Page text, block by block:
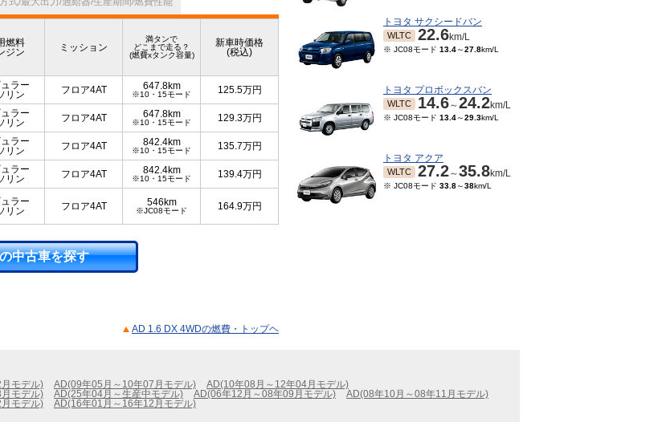
燃料
ジン
ミッション
満タンで
どこまで走る？
(燃費xタンク容量)
新車時価格
(税込)
ラー
リン
フロア4AT 647.8km
※10・15モード 125.5万円
ラー
リン
フロア4AT 647.8km
※10・15モード 129.3万円
ラー
リン
フロア4AT 842.4km
※10・15モード 135.7万円
ラー
リン
フロア4AT 842.4km
※10・15モード 139.4万円
ラー
リン
フロア4AT 546km
※JC08モード 164.9万円
中古車を探す
AD 1.6 DX 4WDの燃費・トップヘ
トヨタ サクシードバン
WLTC 22.6km/L
※ JC08モード 13.4～27.8km/L
トヨタ プロボックスバン
WLTC 14.6～24.2km/L
※ JC08モード 13.4～29.3km/L
トヨタ アクア
WLTC 27.2～35.8km/L
※ JC08モード 33.8～38km/L
モデル) AD(09年05月～10年07月モデル)
AD(10年08月～12年04月モデル)
モデル) AD(25年04月～生産中モデル) AD(06年12月～08年09月モデル)
AD(08年10月～08年11月モデル)
モデル)
AD(16年01月～16年12月モデル)